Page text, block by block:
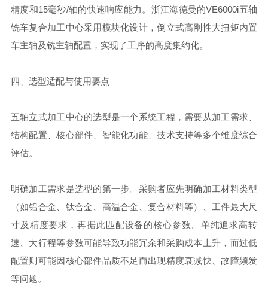
精度和15毫秒/轴的快速响应能力。浙江海德曼的VE6000i五轴
铣车复合加工中心采用模块化设计，倒立式高刚性大扭矩内置
车主轴及铣主轴配置，实现了工序的高度集约化。
四、选型适配与使用要点
五轴立式加工中心的选型是一个系统工程，需要从加工需求、
结构配置、核心部件、智能化功能、技术支持等多个维度综合
评估。
明确加工需求是选型的第一步。采购者应先明确加工材料类型
（如铝合金、钛合金、高温合金、复合材料等）、工件最大尺
寸及精度要求，再据此匹配设备的核心参数。单纯追求高转
速、大行程等参数可能导致功能冗余和采购成本上升，而过低
配置则可能因核心部件品质不足而出现精度衰减快、故障频发
等问题。